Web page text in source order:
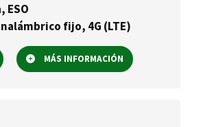
ESO
fijo, 4G (LTE)
MÁS INFORMACIÓN